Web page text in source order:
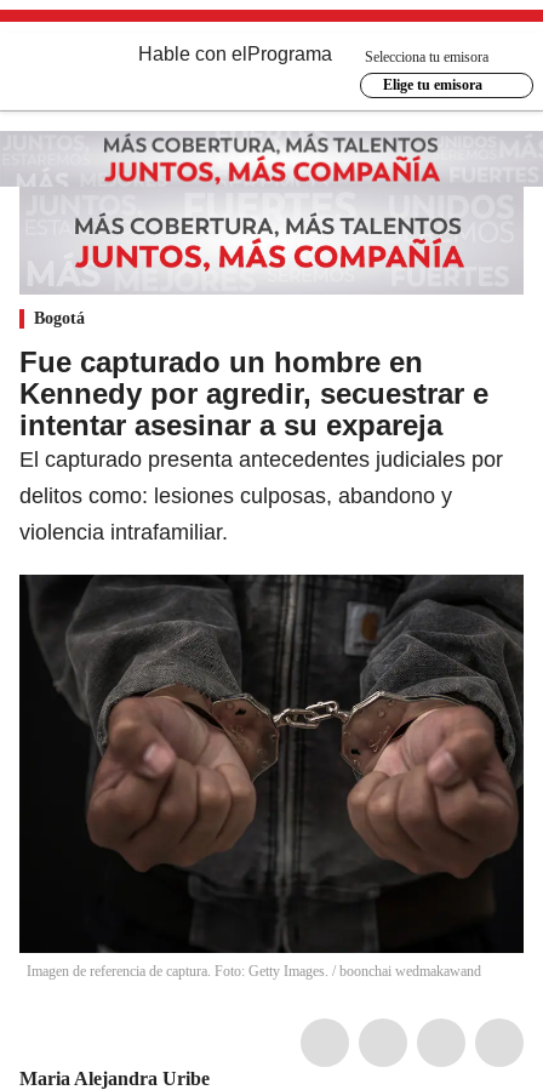
Hable con el Programa
Selecciona tu emisora
Elige tu emisora
Bogotá
Fue capturado un hombre en
Kennedy por agredir, secuestrar e
intentar asesinar a su expareja
El capturado presenta antecedentes judiciales por
delitos como: lesiones culposas, abandono y
violencia intrafamiliar.
Imagen de referencia de captura. Foto: Getty Images. / boonchai wedmakawand
Maria Alejandra Uribe